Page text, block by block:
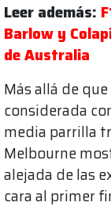
Leer además:
Barlow y
de Australia
Más allá de
considerada
media parrilla
Melbourne
alejada de las
cara al primer